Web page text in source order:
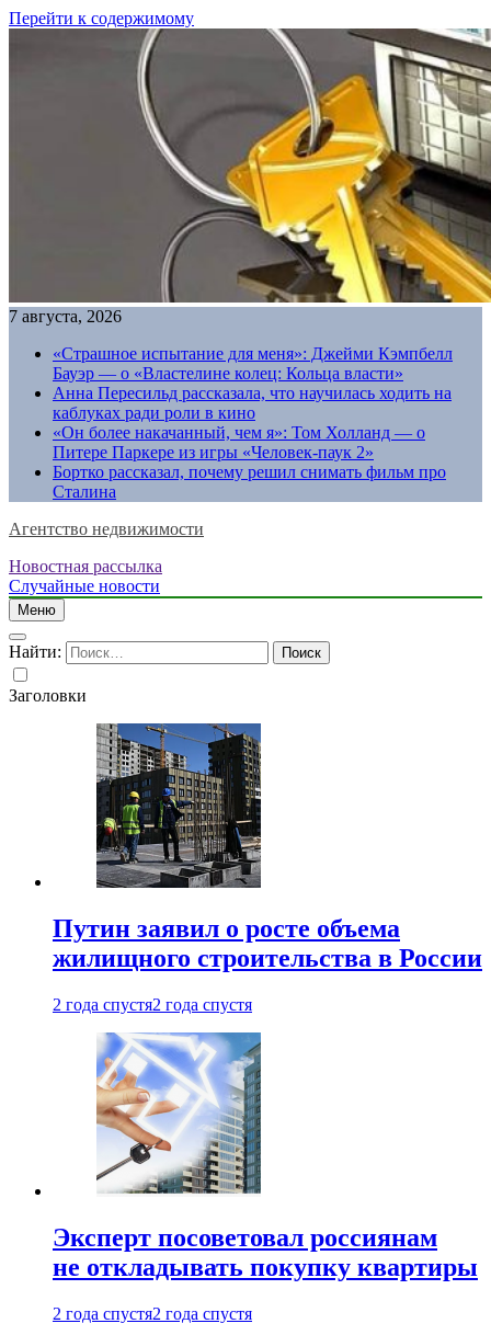
Перейти к содержимому
7 августа, 2026
«Страшное испытание для меня»: Джейми Кэмпбелл
Бауэр — о «Властелине колец: Кольца власти»
Анна Пересильд рассказала, что научилась ходить на
каблуках ради роли в кино
«Он более накачанный, чем я»: Том Холланд — о
Питере Паркере из игры «Человек-паук 2»
Бортко рассказал, почему решил снимать фильм про
Сталина
Агентство недвижимости
Новостная рассылка
Случайные новости
Меню
Найти:
Заголовки
Путин заявил о росте объема
жилищного строительства в России
2 года спустя2 года спустя
Эксперт посоветовал россиянам
не откладывать покупку квартиры
2 года спустя2 года спустя